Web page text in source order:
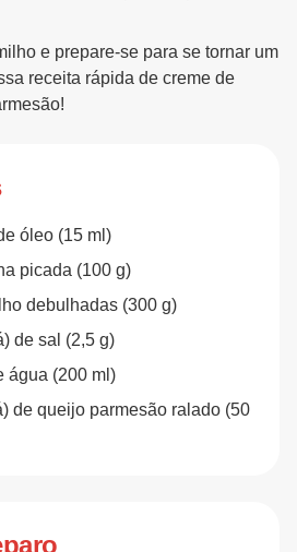
e prepare-se para se tornar um
receita rápida de creme de
óleo (15 ml)
picada (100 g)
debulhadas (300 g)
de sal (2,5 g)
água (200 ml)
de queijo parmesão ralado (50